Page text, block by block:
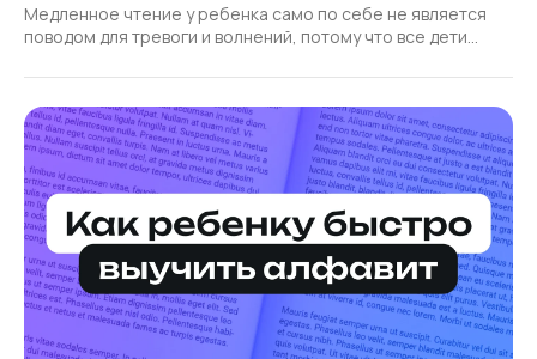
Медленное чтение у ребенка само по себе не является
поводом для тревоги и волнений, потому что все дети
формируется постепенно, не сразу.